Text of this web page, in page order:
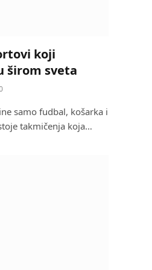
koji
širom sveta
samo fudbal, košarka i
takmičenja koja…